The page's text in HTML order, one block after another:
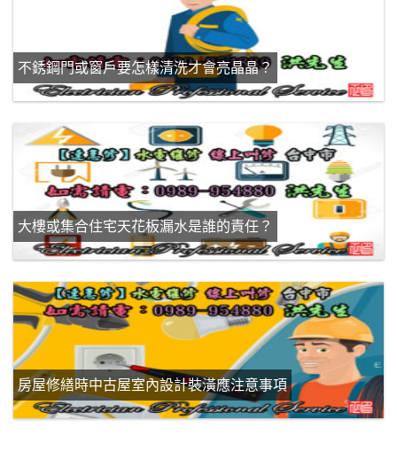
不銹鋼門或窗戶要怎樣清洗才會亮晶晶？
大樓或集合住宅天花板漏水是誰的責任？
房屋修繕時中古屋室內設計裝潢應注意事項